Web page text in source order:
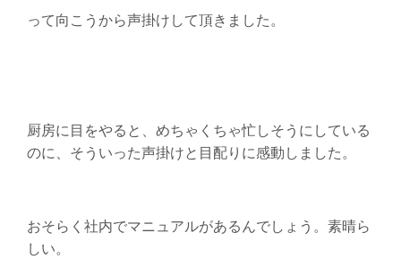
って向こうから声掛けして頂きました。
厨房に目をやると、めちゃくちゃ忙しそうにしている
のに、そういった声掛けと目配りに感動しました。
おそらく社内でマニュアルがあるんでしょう。素晴ら
しい。